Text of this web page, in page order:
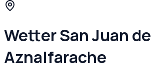
WetterSan Juan de
Aznalfarache